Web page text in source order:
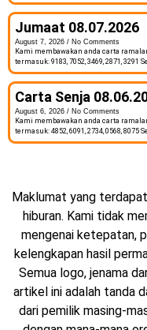
Jumaat 08.07.2026
August 7, 2026
No Comments
Kami membawakan anda carta
termasuk: 9183, 7052, 3469, 2871, 3291
Carta Senja
August 6, 2026
No Comments
Kami membawakan anda carta
termasuk: 4852, 6091, 2734, 0568, 8075
Maklumat yang
hiburan. Kami tidak
mengenai ketepatan,
kelengkapan hasil
Semua logo, jenama
artikel ini adalah tanda
dari pemilik masing-